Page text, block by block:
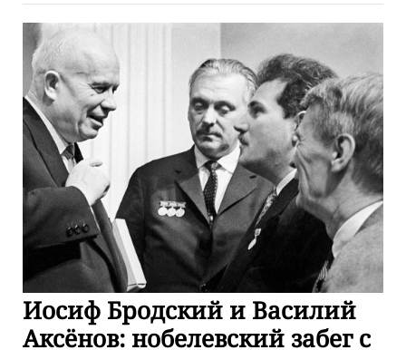
Иосиф Бродский и Василий
Аксёнов: нобелевский забег с